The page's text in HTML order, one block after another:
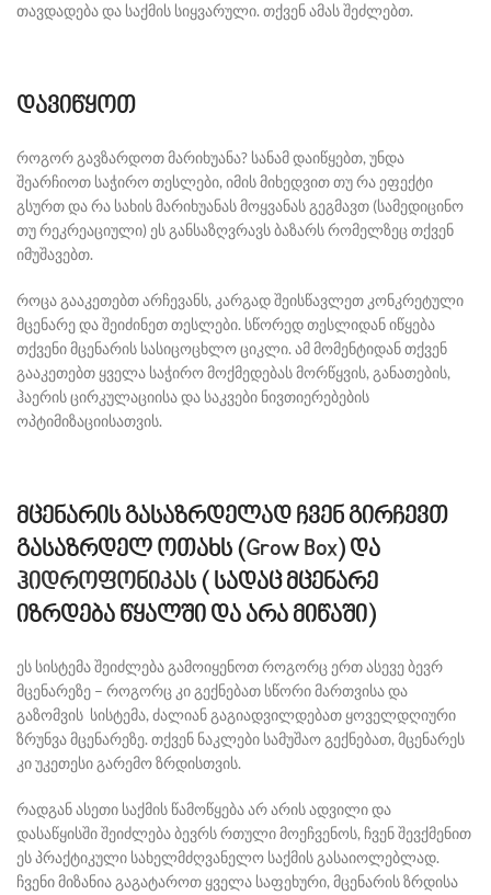
თავდადება და საქმის სიყვარული. თქვენ ამას შეძლებთ.
დავიწყოთ
როგორ გავზარდოთ მარიხუანა? სანამ დაიწყებთ, უნდა
შეარჩიოთ საჭირო თესლები, იმის მიხედვით თუ რა ეფექტი
გსურთ და რა სახის მარიხუანას მოყვანას გეგმავთ (სამედიცინო
თუ რეკრეაციული) ეს განსაზღვრავს ბაზარს რომელზეც თქვენ
იმუშავებთ.
როცა გააკეთებთ არჩევანს, კარგად შეისწავლეთ კონკრეტული
მცენარე და შეიძინეთ თესლები. სწორედ თესლიდან იწყება
თქვენი მცენარის სასიცოცხლო ციკლი. ამ მომენტიდან თქვენ
გააკეთებთ ყველა საჭირო მოქმედებას მორწყვის, განათების,
ჰაერის ცირკულაციისა და საკვები ნივთიერებების
ოპტიმიზაციისათვის.
მცენარის გასაზრდელად ჩვენ გირჩევთ
გასაზრდელ ოთახს (Grow Box) და
ჰიდროფონიკას ( სადაც მცენარე
იზრდება წყალში და არა მიწაში)
ეს სისტემა შეიძლება გამოიყენოთ როგორც ერთ ასევე ბევრ
მცენარეზე – როგორც კი გექნებათ სწორი მართვისა და
გაზომვის სისტემა, ძალიან გაგიადვილდებათ ყოველდღიური
ზრუნვა მცენარეზე. თქვენ ნაკლები სამუშაო გექნებათ, მცენარეს
კი უკეთესი გარემო ზრდისთვის.
რადგან ასეთი საქმის წამოწყება არ არის ადვილი და
დასაწყისში შეიძლება ბევრს რთული მოეჩვენოს, ჩვენ შევქმენით
ეს პრაქტიკული სახელმძღვანელო საქმის გასაიოლებლად.
ჩვენი მიზანია გაგატაროთ ყველა საფეხური, მცენარის ზრდისა